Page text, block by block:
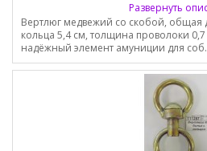
Развернуть
Вертлюг медвежий со скобой, общая
кольца 5,4 см, толщина проволоки
надёжный элемент амуниции для